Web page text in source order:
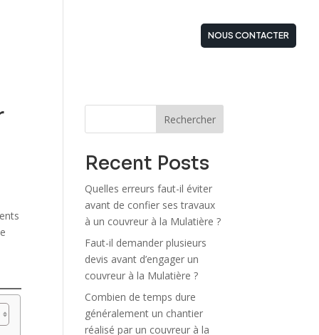
NOUS CONTACTER
Rechercher
Recent Posts
Quelles erreurs faut-il éviter
avant de confier ses travaux
à un couvreur à la Mulatière ?
Faut-il demander plusieurs
devis avant d’engager un
couvreur à la Mulatière ?
Combien de temps dure
généralement un chantier
réalisé par un couvreur à la